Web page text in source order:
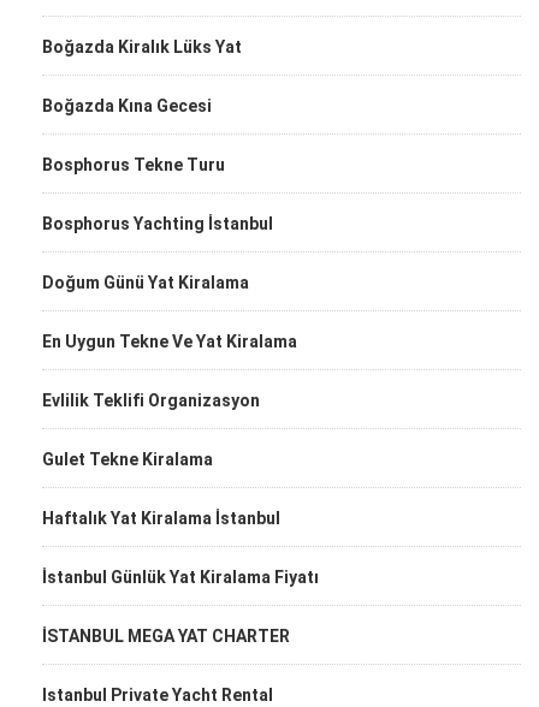
Boğazda Kiralık Lüks Yat
Boğazda Kına Gecesi
Bosphorus Tekne Turu
Bosphorus Yachting İstanbul
Doğum Günü Yat Kiralama
En Uygun Tekne Ve Yat Kiralama
Evlilik Teklifi Organizasyon
Gulet Tekne Kiralama
Haftalık Yat Kiralama İstanbul
İstanbul Günlük Yat Kiralama Fiyatı
İSTANBUL MEGA YAT CHARTER
Istanbul Private Yacht Rental